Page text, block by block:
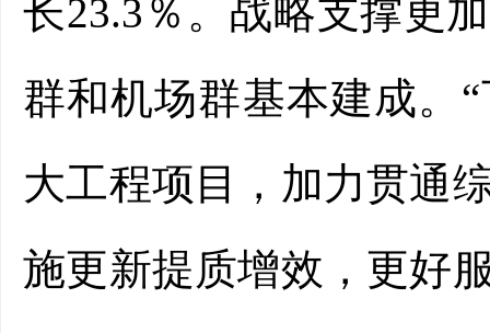
长23.3％。战略支撑更
群和机场群基本建成。
大工程项目，加力贯通
施更新提质增效，更好